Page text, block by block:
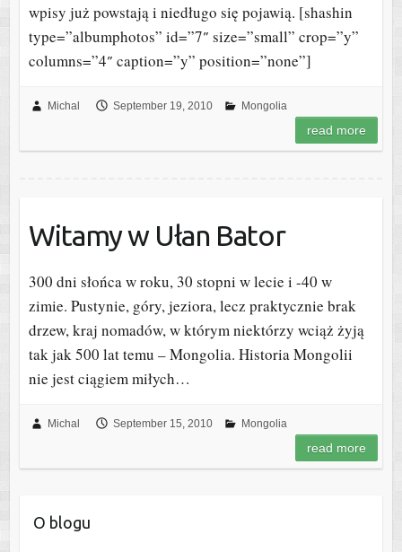
wpisy już powstają i niedługo się pojawią. [shashin
type=”albumphotos” id=”7″ size=”small” crop=”y”
columns=”4″ caption=”y” position=”none”]
Michal September 19, 2010 Mongolia
read more
Witamy w Ułan Bator
300 dni słońca w roku, 30 stopni w lecie i -40 w
zimie. Pustynie, góry, jeziora, lecz praktycznie brak
drzew, kraj nomadów, w którym niektórzy wciąż żyją
tak jak 500 lat temu – Mongolia. Historia Mongolii
nie jest ciągiem miłych…
Michal September 15, 2010 Mongolia
read more
O blogu